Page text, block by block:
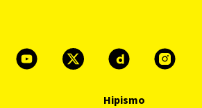
Hipismo